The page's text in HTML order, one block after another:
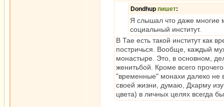
Dondhup пишет:
Я слышал что даже многие
социальный институт.
В Тае есть такой институт как
постричься. Вообще, каждый
монастыре. Это, в основном,
женитьбой. Кроме всего
"временные" монахи далеко не
своей жизни, думаю, Дхарму
цвета) в личных целях всегда